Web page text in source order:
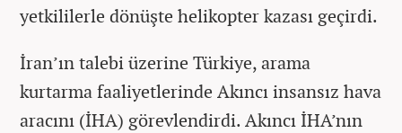
yetkililerle dönüşte helikopter kazası geçirdi.
İran’ın talebi üzerine Türkiye, arama
kurtarma faaliyetlerinde Akıncı insansız hava
aracını (İHA) görevlendirdi. Akıncı İHA’nın